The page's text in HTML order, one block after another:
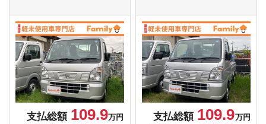
支払総額 109.9万円
支払総額 109.9万円